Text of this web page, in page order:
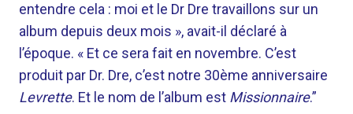
entendre cela : moi et le Dr Dre travaillons sur un
album depuis deux mois », avait-il déclaré à
l’époque. « Et ce sera fait en novembre. C’est
produit par Dr. Dre, c’est notre 30ème anniversaire
Levrette. Et le nom de l’album est Missionnaire.”